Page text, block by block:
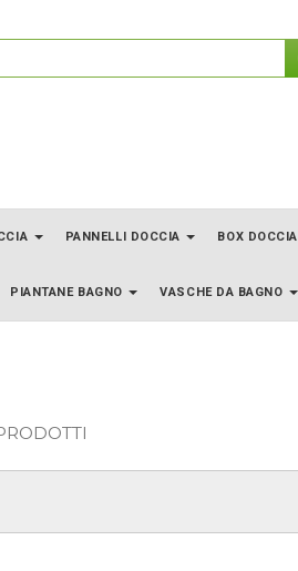
PANNELLI DOCCIA BOX DOCCIA
PIANTANE BAGNO VASCHE DA BAGNO